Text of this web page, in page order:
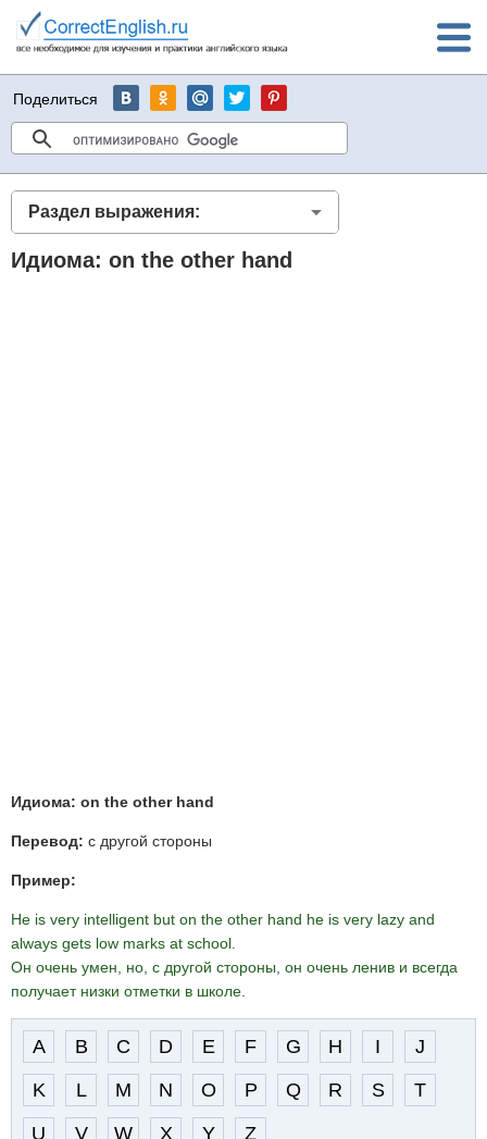
Поделиться
Раздел выражения:
Идиома: on the other hand
Идиома: on the other hand
Перевод: с другой стороны
Пример:
He is very intelligent but on the other hand he is very lazy and
always gets low marks at school.
Он очень умен, но, с другой стороны, он очень ленив и всегда
получает низки отметки в школе.
A B C D E F G H I
J
K
L M N O P Q R S
T
U
V W X Y Z